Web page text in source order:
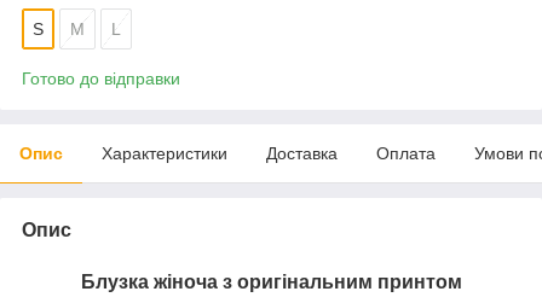
S M L
Готово до відправки
Опис Характеристики Доставка Оплата Умови
Опис
Блузка жіноча з оригінальним принтом